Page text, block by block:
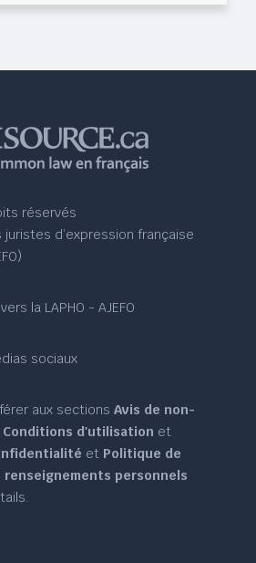
réservés
d’expression française
la LAPHO - AJEFO
sociaux
aux sectionsAvis de non-
Conditions d'utilisation et
et Politique de
personnels